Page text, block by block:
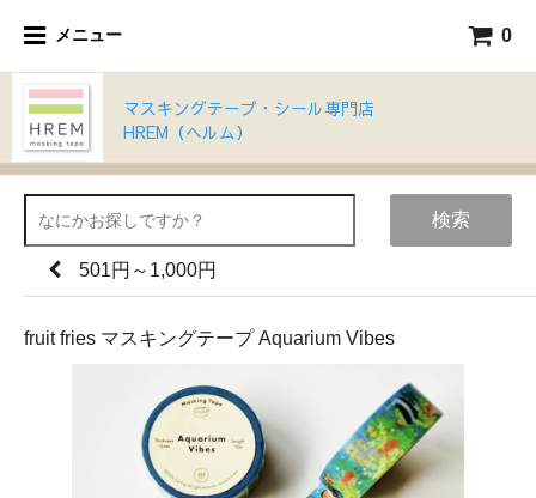
メニュー 0
マスキングテープ・シール専門店
HREM（ヘルム）
検索
501円～1,000円
fruit fries マスキングテープ Aquarium Vibes